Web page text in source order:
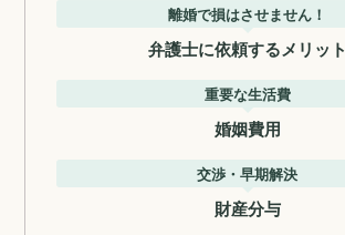
離婚で損はさせません！
弁護士に依頼するメリット
重要な生活費
婚姻費用
交渉・早期解決
財産分与